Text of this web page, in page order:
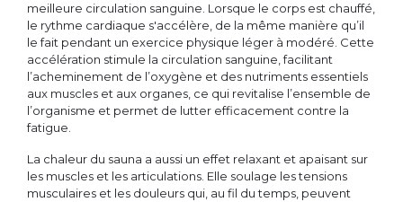
meilleure circulation sanguine. Lorsque le corps est chauffé,
le rythme cardiaque s'accélère, de la même manière qu’il
le fait pendant un exercice physique léger à modéré. Cette
accélération stimule la circulation sanguine, facilitant
l’acheminement de l’oxygène et des nutriments essentiels
aux muscles et aux organes, ce qui revitalise l’ensemble de
l’organisme et permet de lutter efficacement contre la
fatigue.
La chaleur du sauna a aussi un effet relaxant et apaisant sur
les muscles et les articulations. Elle soulage les tensions
musculaires et les douleurs qui, au fil du temps, peuvent